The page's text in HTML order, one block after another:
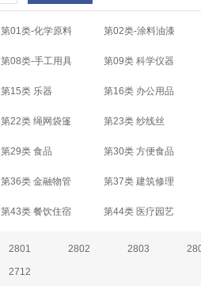
第01类-化学原料 第02类-涂料油漆
第08类-手工用具 第09类 科学仪器
第15类 乐器 第16类 办公用品
第22类 绳网袋篷 第23类 纱线丝
第29类 食品 第30类 方便食品
第36类 金融物管 第37类 建筑修理
第43类 餐饮住宿 第44类 医疗园艺
2801 2802 2803
2712